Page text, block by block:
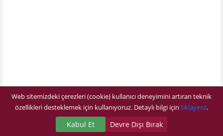
Web sitemizdeki çerezleri (cookie) kullanıcı deneyimini artıran teknik
özellikleri desteklemek için kullanıyoruz. Detaylı bilgi için tıklayınız.
Kabul Et Devre Dışı Bırak